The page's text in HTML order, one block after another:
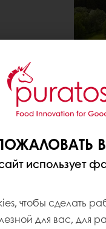
о
под
Malt в
использует
чтобы сделать
для вас, для